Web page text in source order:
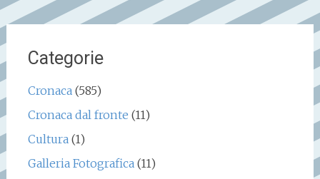
Categorie
Cronaca(585)
Cronaca dal fronte (11)
Cultura(1)
Galleria Fotografica(11)